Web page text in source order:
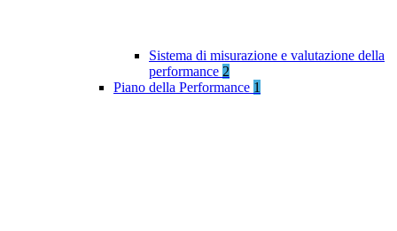
Sistema di misurazione e valutazione della
performance 2
Piano della Performance 1